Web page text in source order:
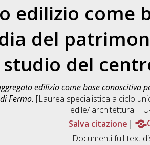
edilizio come
del
studio del
edilizio come base conoscitiva
Fermo. [Laurea specialistica a ciclo
edile/ architettura
Salva citazione
Documenti full-text